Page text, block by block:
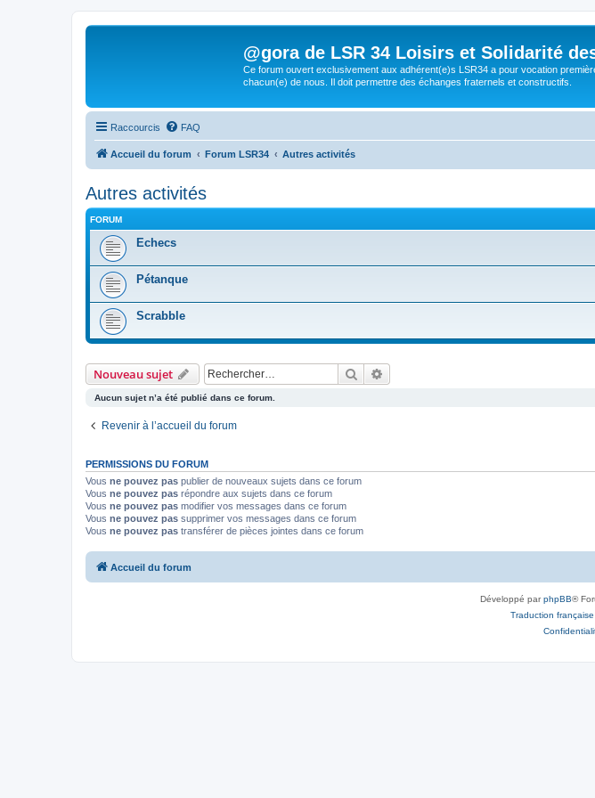
@gora de LSR 34 Loisirs et Solidarité
Ce forum ouvert exclusivement aux adhérent(e)s LSR34 a pour vocation
chacun(e) de nous. Il doit permettre des échanges fraternels et constructifs.
Raccourcis FAQ
Accueil du forum Forum LSR34 Autres activités
Autres activités
FORUM
Echecs
Pétanque
Scrabble
Nouveau sujet Rechercher
Aucun sujet n’a été publié dans ce forum.
Revenir à l’accueil du forum
PERMISSIONS DU FORUM
Vous ne pouvez pas publier de nouveaux sujets dans ce forum
Vous ne pouvez pas répondre aux sujets dans ce forum
Vous ne pouvez pas modifier vos messages dans ce forum
Vous ne pouvez pas supprimer vos messages dans ce forum
Vous ne pouvez pas transférer de pièces jointes dans ce forum
Accueil du forum
Développé parphpBB®
Traduction